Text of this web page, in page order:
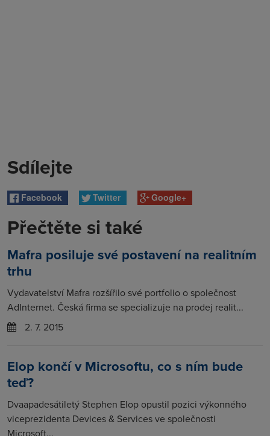
Sdílejte
Facebook Twitter Google+
Přečtěte si také
Mafra posiluje své postavení na realitním
trhu
Vydavatelství Mafra rozšířilo své portfolio o společnost
AdInternet. Česká firma se specializuje na prodej realit...
2. 7. 2015
Elop končí v Microsoftu, co s ním bude
teď?
Dvaapadesátiletý Stephen Elop opustil pozici výkonného
viceprezidenta Devices & Services ve společnosti
Microsoft...